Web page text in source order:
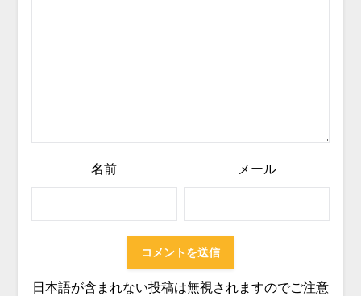
名前 メール
日本語が含まれない投稿は無視されますのでご注意